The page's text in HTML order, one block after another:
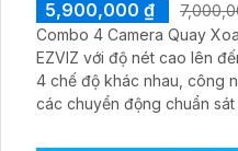
5,900,000 ₫
Combo 4 Camera Quay
EZVIZ với độ nét cao lên
4 chế độ khác nhau, công
các chuyển động chuẩn